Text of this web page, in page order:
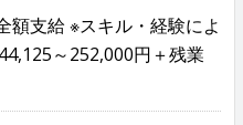
額支給 ※スキル・経験によ
～252,000円＋残業